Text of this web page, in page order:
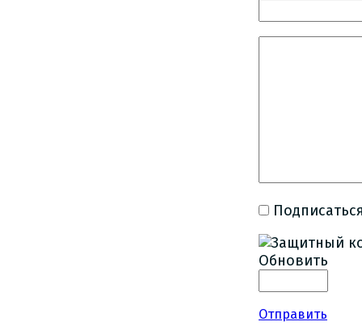
Обновить
Отправить